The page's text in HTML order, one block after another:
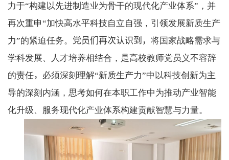
力于“构建以先进制造业为骨干的现代化产业体系”，并
再次重申“加快高水平科技自立自强，引领发展新质生产
力”的紧迫任务。 党员们再次认识到， 将国家战略需求与
学科发展、人才培养相结合，是高校教师党员义不容辞
的责任， 必须深刻理解“新质生产力”中以科技创新为主
导的深刻内涵，思考如何在本职工作中为推动产业智能
化升级、服务现代化产业体系构建贡献智慧与力量。